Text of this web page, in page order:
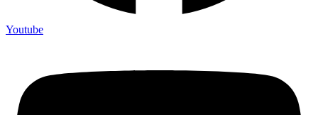
Youtube